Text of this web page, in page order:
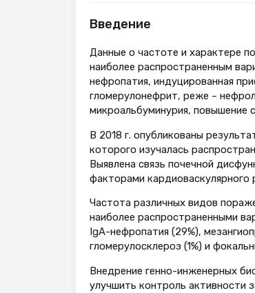
Введение
Данные о частоте и характере
наиболее распространенным
нефропатия, индуцированная
гломерулонефрит, реже –
микроальбуминурия, повышение
В 2018 г. опубликованы
которого изучалась
Выявлена связь почечной
факторами
Частота различных видов
наиболее распространенными
IgA-нефропатия (29%),
гломерулосклероз (1%) и
Внедрение генно-инженерных
улучшить контроль активности